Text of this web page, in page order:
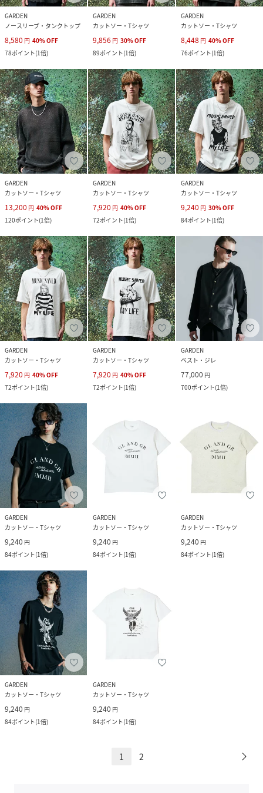
GARDEN
ノースリーブ・タンクトップ
8,580 円 40%OFF
78ポイント(1倍)
GARDEN
カットソー・Tシャツ
9,856 円 30%OFF
89ポイント(1倍)
GARDEN
カットソー・Tシャツ
8,448 円 40%OFF
76ポイント(1倍)
GARDEN
カットソー・Tシャツ
13,200 円 40%OFF
120ポイント(1倍)
GARDEN
カットソー・Tシャツ
7,920 円 40%OFF
72ポイント(1倍)
GARDEN
カットソー・Tシャツ
9,240 円 30%OFF
84ポイント(1倍)
GARDEN
カットソー・Tシャツ
7,920 円 40%OFF
72ポイント(1倍)
GARDEN
カットソー・Tシャツ
7,920 円 40%OFF
72ポイント(1倍)
GARDEN
ベスト・ジレ
77,000 円
700ポイント(1倍)
GARDEN
カットソー・Tシャツ
9,240 円
84ポイント(1倍)
GARDEN
カットソー・Tシャツ
9,240 円
84ポイント(1倍)
GARDEN
カットソー・Tシャツ
9,240 円
84ポイント(1倍)
GARDEN
カットソー・Tシャツ
9,240 円
84ポイント(1倍)
GARDEN
カットソー・Tシャツ
9,240 円
84ポイント(1倍)
1 2